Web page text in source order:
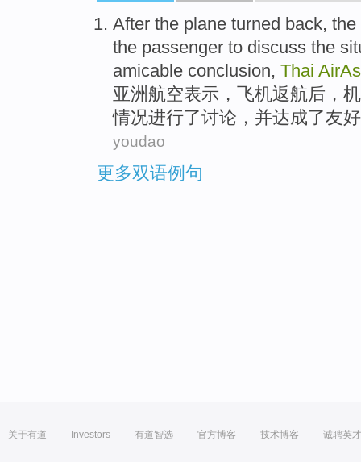
After the plane turned back, the
the passenger to discuss the
amicable conclusion, Thai
亚洲 航空表示， 飞机返航后 ，
情况进行了讨论 ， 并达成了友好
youdao
更多双语例句
关于有道 Investors 有道智选 官方博客 技术博客 诚聘英才